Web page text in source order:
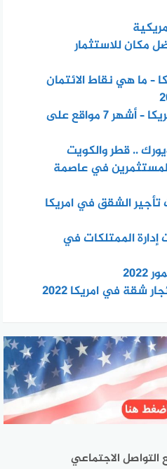
مكان للاستثمار
– ما هي نقاط الائتمان
البحث عن سكن في امريكا – أشهر 7 مواقع على
.. قطر والكويت
في عاصمة
الشقق في امريكا
الممتلكات في
شقة في امريكا 2022
التواصل الاجتماعي